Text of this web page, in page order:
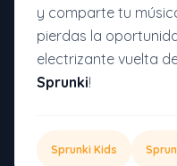
y comparte tu
pierdas la
electrizante vuelta
Sprunki!
Sprunki Kids